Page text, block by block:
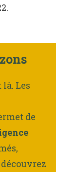
Les
de